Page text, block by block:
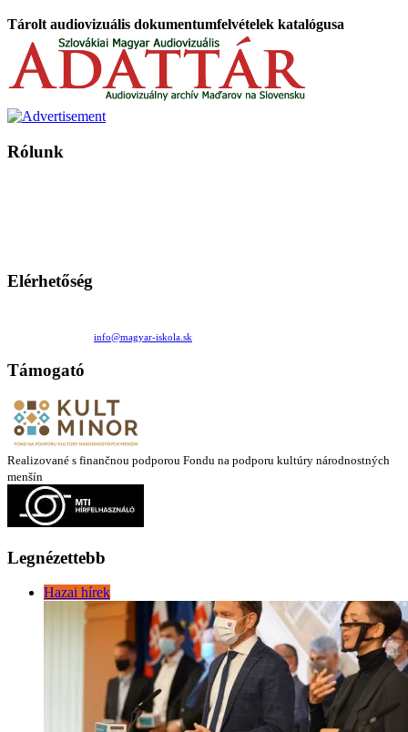
Tárolt audiovizuális dokumentumfelvételek katalógusa
Rólunk
Elérhetőség
info@magyar-iskola.sk
Támogató
Realizované s finančnou podporou Fondu na podporu kultúry národnostných
menšín
Legnézettebb
Hazai hírek